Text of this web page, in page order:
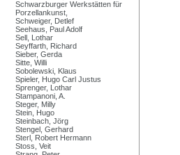
Schwarzburger Werkstätten für
Porzellankunst,
Schweiger, Detlef
Seehaus, Paul Adolf
Sell, Lothar
Seyffarth, Richard
Sieber, Gerda
Sitte, Willi
Sobolewski, Klaus
Spieler, Hugo Carl Justus
Sprenger, Lothar
Stampanoni, A.
Steger, Milly
Stein, Hugo
Steinbach, Jörg
Stengel, Gerhard
Sterl, Robert Hermann
Stoss, Veit